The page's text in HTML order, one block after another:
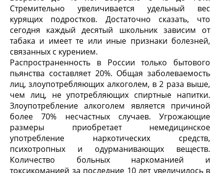
Стремительно увеличивается удельный вес
курящих подростков. Достаточно сказать, что
сегодня каждый десятый школьник зависим от
табака и имеет те или иные признаки болезней,
связанных с курением.
Распространенность в России только бытового
пьянства составляет 20%. Общая заболеваемость
лиц, злоупотребляющих алкоголем, в 2 раза выше,
чем лиц, не употребляющих спиртные напитки.
Злоупотребление алкоголем является причиной
более 70% несчастных случаев. Угрожающие
размеры приобретает немедицинское
употребление наркотических средств,
психотропных и одурманивающих веществ.
Количество больных наркоманией и
токсикоманией за последние 10 лет увеличилось в